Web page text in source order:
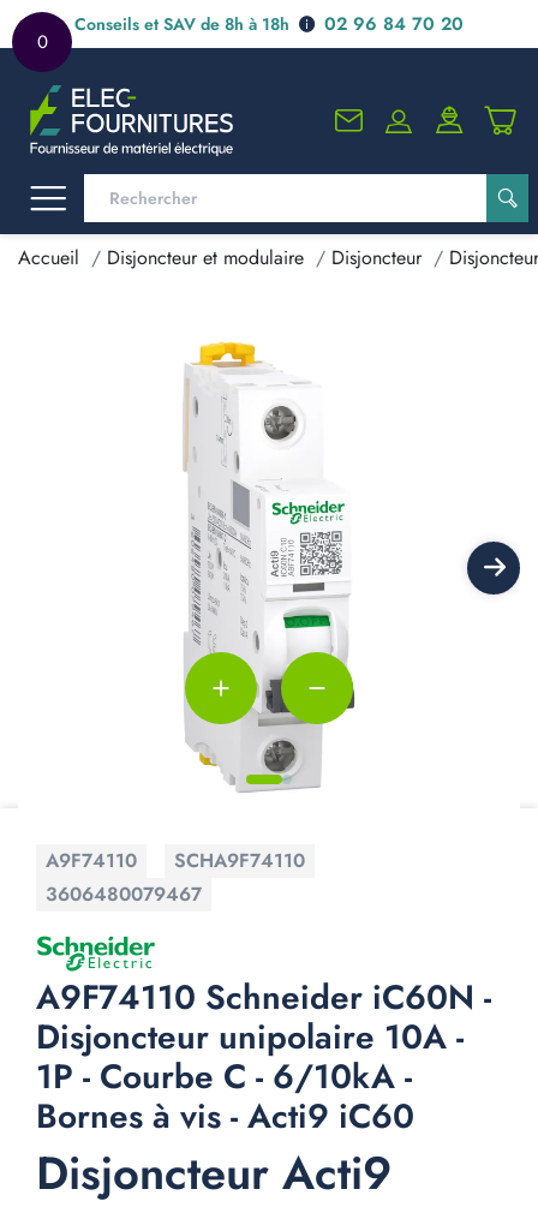
0
Conseils et SAV de 8h à 18h 02 96 84 70 20
Accueil Disjoncteur et modulaire Disjoncteur
A9F74110
SCHA9F74110
3606480079467
A9F74110 Schneider iC60N -
Disjoncteur unipolaire 10A -
1P - Courbe C - 6/10kA -
Bornes à vis - Acti9 iC60
Disjoncteur Acti9
add remove